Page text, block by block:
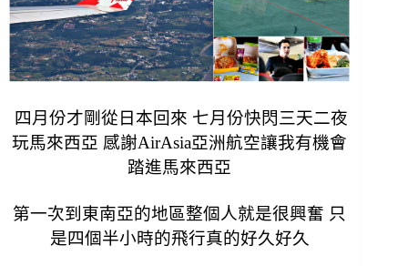
四月份才剛從日本回來 七月份快閃三天二夜
玩馬來西亞 感謝AirAsia亞洲航空讓我有機會
踏進馬來西亞
第一次到東南亞的地區整個人就是很興奮 只
是四個半小時的飛行真的好久好久